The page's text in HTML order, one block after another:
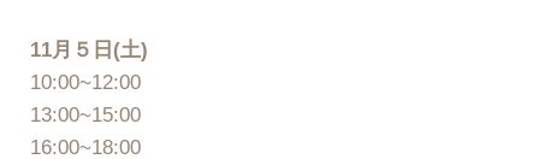
11月５日(土)
10:00~12:00
13:00~15:00
16:00~18:00